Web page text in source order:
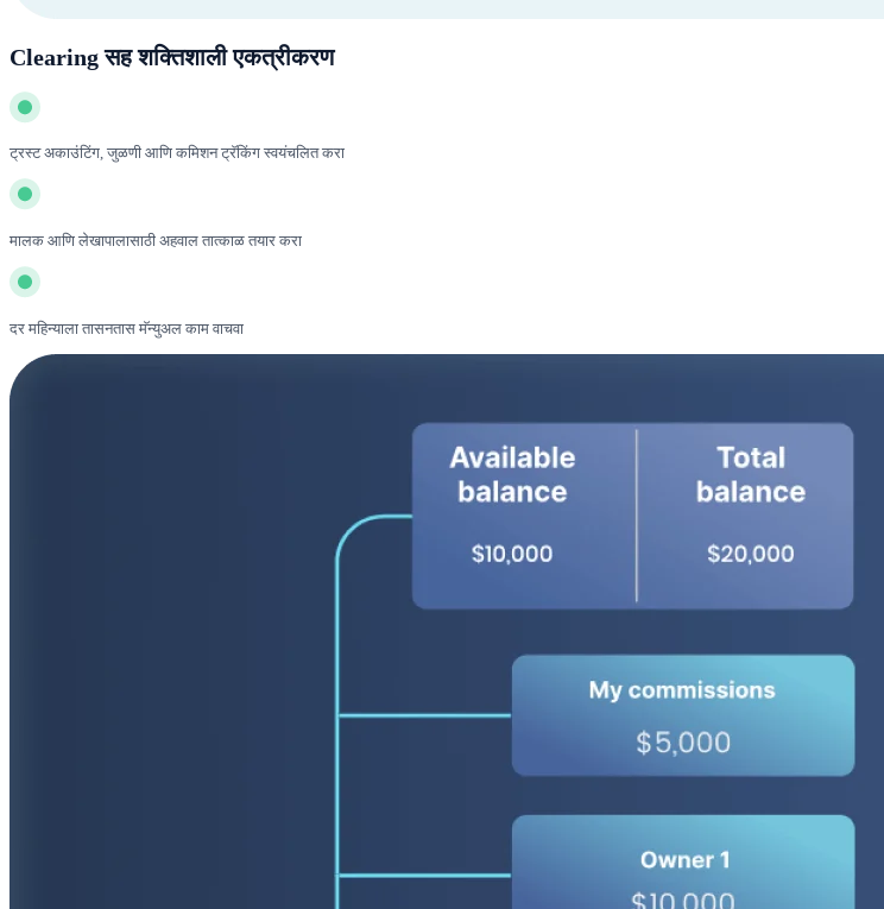
Clearing सह शक्तिशाली एकत्रीकरण
ट्रस्ट अकाउंटिंग, जुळणी आणि कमिशन ट्रॅकिंग स्वयंचलित करा
मालक आणि लेखापालासाठी अहवाल तात्काळ तयार करा
दर महिन्याला तासनतास मॅन्युअल काम वाचवा